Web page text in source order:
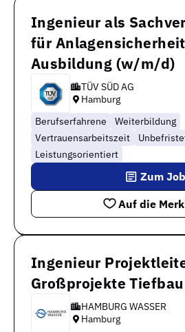
Ingenieur als
für
Ausbildung (w/m/d)
TÜV SÜD AG
Hamburg
Berufserfahrene
Weiterbildung
Vertrauensarbeitszeit
Leistungsorientiert
Auf die
Zum Job
Ingenieur
Großprojekte
HAMBURG WASSER
Hamburg